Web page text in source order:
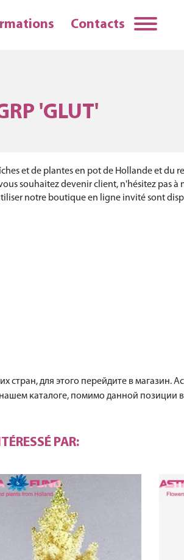
Contacts
'GLUT'
et de plantes en pot de Hollande et du
souhaitez devenir client, n'hésitez pas
notre boutique en ligne invité sont
стран, для этого перейдите в магазин.
каталоге, помимо данной позиции
PAR: